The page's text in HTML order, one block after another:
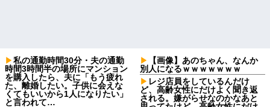
私の通勤時間30分・夫の通勤
時間3時間半の場所にマンション
を購入したら、夫に「もう疲れ
た、離婚したい。子供に会えな
くてもいいから1人になりたい」
と言われて…
【画像】あのちゃん、なんか
別人になるｗｗｗｗｗｗｗ
レジ店員をしているんだけ
ど、高齢女性にだけよく聞き返
される。嫌がらせなのかなあと